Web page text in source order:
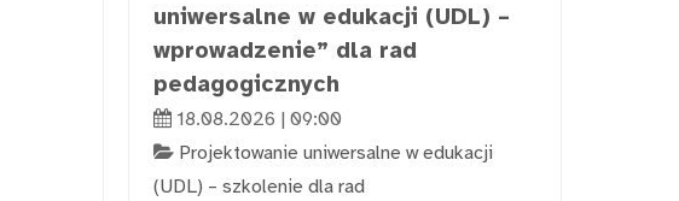
uniwersalne w edukacji (UDL) –
wprowadzenie” dla rad
pedagogicznych
18.08.2026 | 09:00
Projektowanie uniwersalne w edukacji
(UDL) – szkolenie dla rad